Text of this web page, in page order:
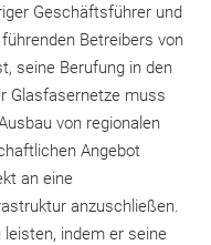
Geschäftsführer und
Betreibers von
seine Berufung in den
Glasfasernetze muss
von regionalen
Angebot
an eine
anzuschließen.
leisten, indem er seine